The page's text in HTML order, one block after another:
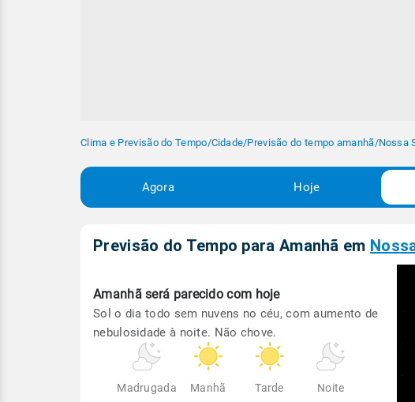
Clima e Previsão do Tempo/Cidade/Previsão do tempo amanhã/Nossa
Agora Hoje
Previsão do Tempo para Amanhã em
Amanhã será parecido com hoje
Sol o dia todo sem nuvens no céu, com aumento de
nebulosidade à noite. Não chove.
Madrugada Manhã Tarde Noite